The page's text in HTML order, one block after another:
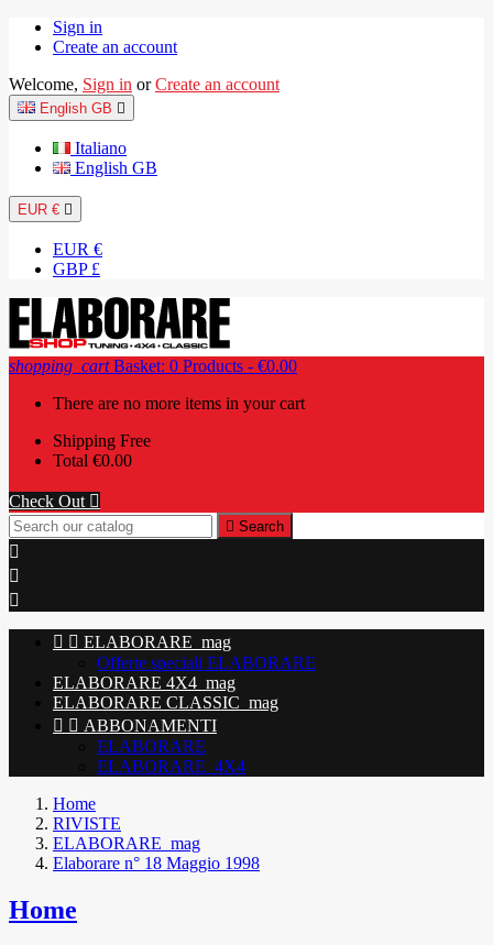
Sign in
Create an account
Welcome, Sign in or Create an account
English GB 
Italiano
English GB
EUR € 
EUR €
GBP £
shopping_cart Basket: 0 Products - €0.00
There are no more items in your cart
Shipping Free
Total €0.00
Check Out 
 Search



  ELABORARE_mag
Offerte speciali ELABORARE
ELABORARE 4X4_mag
ELABORARE CLASSIC_mag
  ABBONAMENTI
ELABORARE
ELABORARE_4X4
Home
RIVISTE
ELABORARE_mag
Elaborare n° 18 Maggio 1998
Home